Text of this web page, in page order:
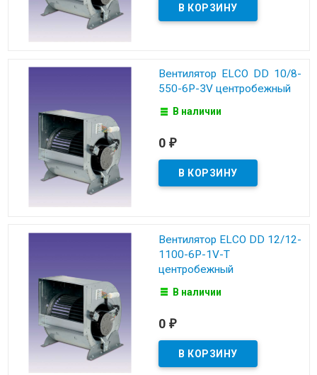
Вентилятор ELCO DD 10/8-
550-6P-3V центробежный
В наличии
0 ₽
Вентилятор ELCO DD 12/12-
1100-6P-1V-T
центробежный
В наличии
0 ₽